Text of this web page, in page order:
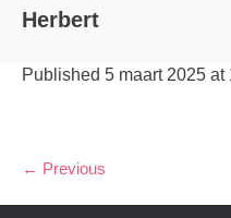
Herbert
Published 5 maart 2025 at
← Previous